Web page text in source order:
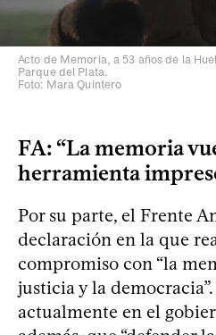
Acto de Memoria, a 53 años de la
Parque del Plata.
Foto: Mara Quintero
FA: “La memoria
herramienta
Por su parte, el Frente
declaración en la que
compromiso con “la
justicia y la
actualmente en el